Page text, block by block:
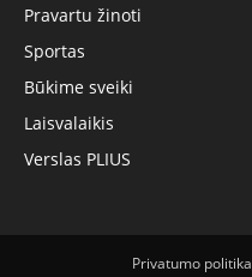
Pravartu žinoti
Sportas
Būkime sveiki
Laisvalaikis
Verslas PLIUS
Privatumo politika